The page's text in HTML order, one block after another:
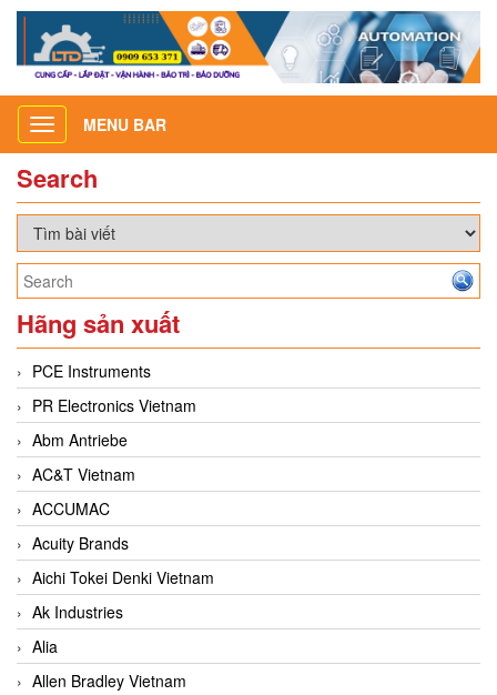
Toggle
navigation
MENU BAR
Search
Hãng sản xuất
PCE Instruments
PR Electronics Vietnam
Abm Antriebe
AC&T Vietnam
ACCUMAC
Acuity Brands
Aichi Tokei Denki Vietnam
Ak Industries
Alia
Allen Bradley Vietnam